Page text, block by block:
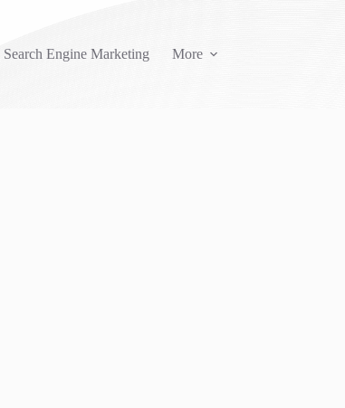
Search Engine Marketing More